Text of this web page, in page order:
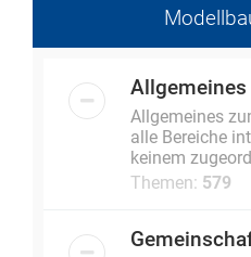
Allgemeines
Allgemeines
alle Bereiche
keinem
Themen: 579